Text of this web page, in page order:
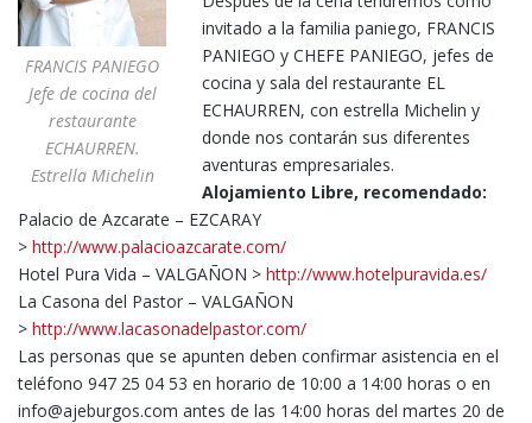
FRANCIS PANIEGO
Jefe de cocina del
restaurante
ECHAURREN.
Estrella Michelin
invitado a la familia paniego, FRANCIS
PANIEGO y CHEFE PANIEGO, jefes de
cocina y sala del restaurante EL
ECHAURREN, con estrella Michelin y
donde nos contarán sus diferentes
aventuras empresariales.
Alojamiento Libre, recomendado:
Palacio de Azcarate – EZCARAY
> http://www.palacioazcarate.com/
Hotel Pura Vida – VALGAÑON > http://www.hotelpuravida.es/
La Casona del Pastor – VALGAÑON
> http://www.lacasonadelpastor.com/
Las personas que se apunten deben confirmar asistencia en el
teléfono 947 25 04 53 en horario de 10:00 a 14:00 horas o en
info@ajeburgos.com antes de las 14:00 horas del martes 20 de